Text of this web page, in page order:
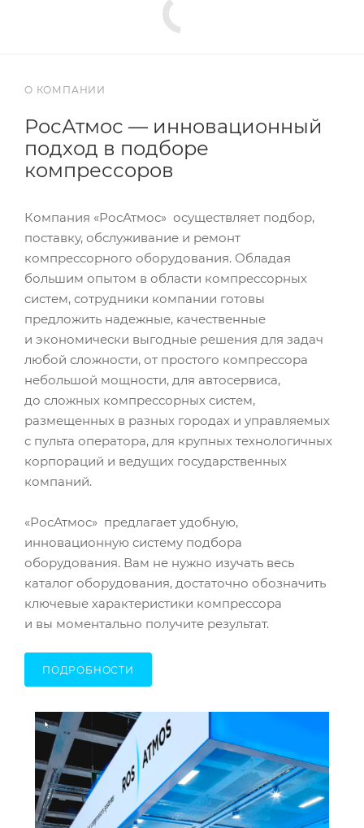
О КОМПАНИИ
РосАтмос — инновационный
подход в подборе
компрессоров
Компания «РосАтмос» осуществляет подбор,
поставку, обслуживание и ремонт
компрессорного оборудования. Обладая
большим опытом в области компрессорных
систем, сотрудники компании готовы
предложить надежные, качественные
и экономически выгодные решения для задач
любой сложности, от простого компрессора
небольшой мощности, для автосервиса,
до сложных компрессорных систем,
размещенных в разных городах и управляемых
с пульта оператора, для крупных технологичных
корпораций и ведущих государственных
компаний.
«РосАтмос» предлагает удобную,
инновационную систему подбора
оборудования. Вам не нужно изучать весь
каталог оборудования, достаточно обозначить
ключевые характеристики компрессора
и вы моментально получите результат.
ПОДРОБНОСТИ